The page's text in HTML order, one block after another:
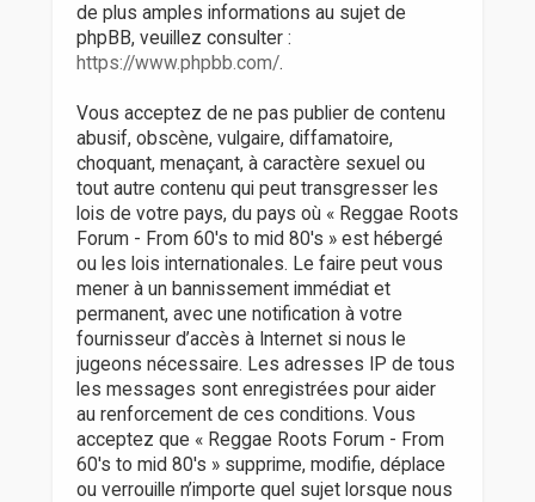
de plus amples informations au sujet de
phpBB, veuillez consulter :
https://www.phpbb.com/.
Vous acceptez de ne pas publier de contenu
abusif, obscène, vulgaire, diffamatoire,
choquant, menaçant, à caractère sexuel ou
tout autre contenu qui peut transgresser les
lois de votre pays, du pays où « Reggae Roots
Forum - From 60's to mid 80's » est hébergé
ou les lois internationales. Le faire peut vous
mener à un bannissement immédiat et
permanent, avec une notification à votre
fournisseur d’accès à Internet si nous le
jugeons nécessaire. Les adresses IP de tous
les messages sont enregistrées pour aider
au renforcement de ces conditions. Vous
acceptez que « Reggae Roots Forum - From
60's to mid 80's » supprime, modifie, déplace
ou verrouille n’importe quel sujet lorsque nous